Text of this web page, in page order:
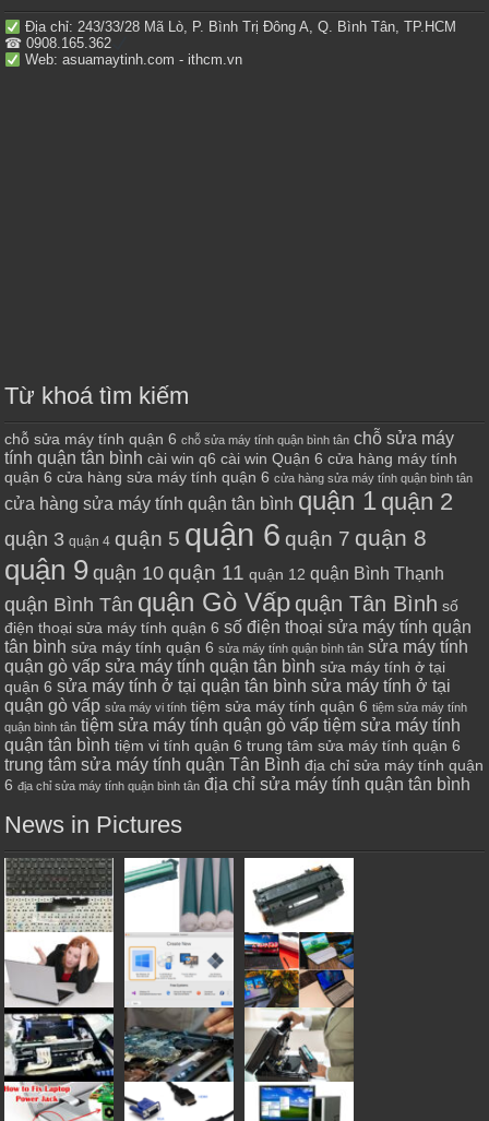
Địa chỉ: 243/33/28 Mã Lò, P. Bình Trị Đông A, Q. Bình Tân, TP.HCM
☎ 0908.165.362
Web: asuamaytinh.com - ithcm.vn
Từ khoá tìm kiếm
chỗ sửa máy tính quận 6 chỗ sửa máy tính quận bình tân chỗ sửa máy
tính quận tân bình cài win q6 cài win Quận 6 cửa hàng máy tính
quận 6 cửa hàng sửa máy tính quận 6 cửa hàng sửa máy tính quận bình tân
cửa hàng sửa máy tính quận tân bình quận 1 quận 2
quận 3 quận 4 quận 5 quận 6 quận 7 quận 8
quận 9 quận 10 quận 11 quận 12 quận Bình Thạnh
quận Bình Tân quận Gò Vấp quận Tân Bình số
điện thoại sửa máy tính quận 6 số điện thoại sửa máy tính quận
tân bình sửa máy tính quận 6 sửa máy tính quận bình tân sửa máy tính
quận gò vấp sửa máy tính quận tân bình sửa máy tính ở tại
quận 6 sửa máy tính ở tại quận tân bình sửa máy tính ở tại
quận gò vấp sửa máy vi tính tiệm sửa máy tính quận 6 tiệm sửa máy tính
quận bình tân tiệm sửa máy tính quận gò vấp tiệm sửa máy tính
quận tân bình tiệm vi tính quận 6 trung tâm sửa máy tính quận 6
trung tâm sửa máy tính quận Tân Bình địa chỉ sửa máy tính quận
6 địa chỉ sửa máy tính quận bình tân địa chỉ sửa máy tính quận tân bình
News in Pictures